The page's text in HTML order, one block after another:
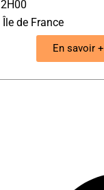
2H00
Île de France
En savoir +